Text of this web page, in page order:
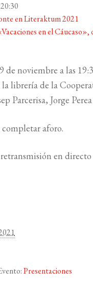
20:30
en Literaktum 2021
en el
de noviembre a las
la librería de la
Parcerisa, Jorge
aforo.
en
Presentaciones